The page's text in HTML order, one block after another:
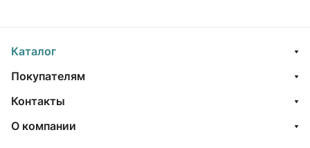
Каталог
Покупателям
Контакты
О компании